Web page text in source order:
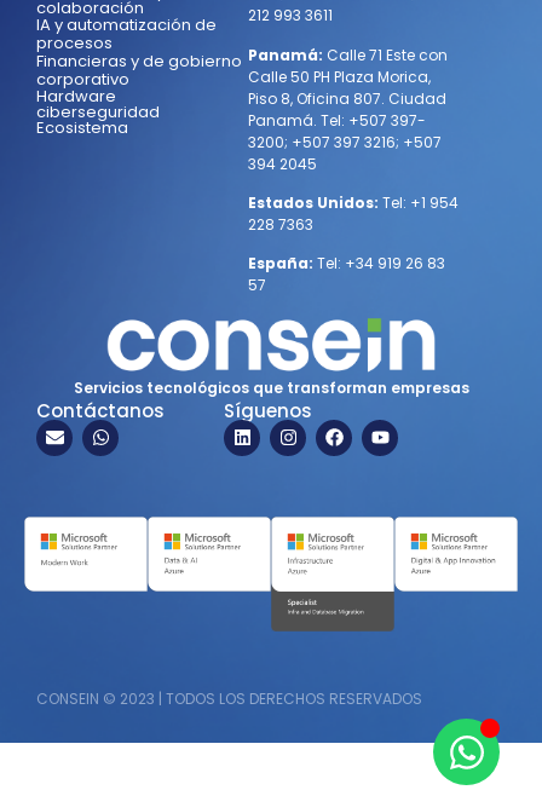
colaboración
IA y automatización de
procesos
Financieras y de gobierno
corporativo
Hardware
ciberseguridad
Ecosistema
212 993 3611
Panamá: Calle 71 Este con
Calle 50 PH Plaza Morica,
Piso 8, Oficina 807. Ciudad
Panamá. Tel: +507 397-
3200; +507 397 3216; +507
394 2045
Estados Unidos: Tel: +1 954
228 7363
España: Tel: +34 919 26 83
57
Servicios tecnológicos que transforman empresas
Contáctanos Síguenos
CONSEIN © 2023 | TODOS LOS DERECHOS RESERVADOS